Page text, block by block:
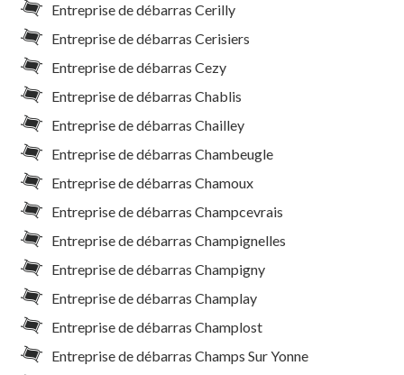
Entreprise de débarras Cerilly
Entreprise de débarras Cerisiers
Entreprise de débarras Cezy
Entreprise de débarras Chablis
Entreprise de débarras Chailley
Entreprise de débarras Chambeugle
Entreprise de débarras Chamoux
Entreprise de débarras Champcevrais
Entreprise de débarras Champignelles
Entreprise de débarras Champigny
Entreprise de débarras Champlay
Entreprise de débarras Champlost
Entreprise de débarras Champs Sur Yonne